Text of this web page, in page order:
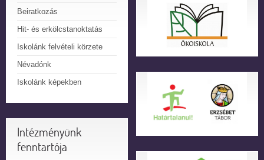
Beiratkozás
Hit- és erkölcstanoktatás
Iskolánk felvételi körzete
Névadónk
Iskolánk képekben
Intézményünk
fenntartója